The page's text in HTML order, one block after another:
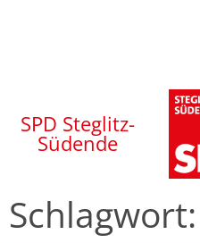
SPD Steglitz-
Südende